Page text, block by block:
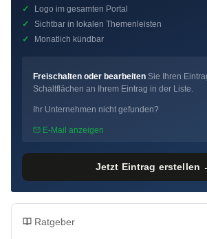
✓
Logo im gesamten Portal
✓
Sichtbar in lokalen Themenleisten
✓
Monatlich kündbar
Freischalten oder bearbeiten Sie Ihren
Schaltflächen an Ihrem Eintrag in der Liste.
Ihr Unternehmen nicht gefunden?
E-Mail anzeigen
Jetzt Eintrag erstellen
Ratgeber